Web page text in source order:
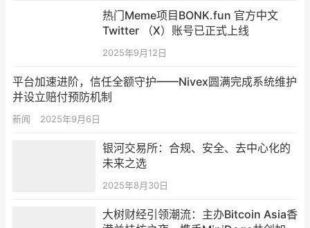
热门Meme项目BONK.fun 官方中文
Twitter （X）账号已正式上线
2025年9月12日
平台加速进阶，信任全额守护——Nivex圆满完成系统维护
并设立赔付预防机制
新闻 2025年9月6日
银河交易所：合规、安全、去中心化的
未来之选
2025年8月30日
大树财经引领潮流：主办Bitcoin Asia香